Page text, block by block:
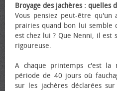
Broyage des jachères : quelles
Vous pensiez peut-être qu'un
prairies quand bon lui semble
est chez lui ? Que Nenni, il est
rigoureuse.
A chaque printemps c'est la
période de 40 jours où
sur les jachères déclarées